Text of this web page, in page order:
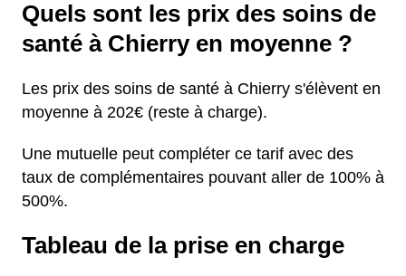
Quels sont les prix des soins de
santé à Chierry en moyenne ?
Les prix des soins de santé à Chierry s'élèvent en
moyenne à 202€ (reste à charge).
Une mutuelle peut compléter ce tarif avec des
taux de complémentaires pouvant aller de 100% à
500%.
Tableau de la prise en charge